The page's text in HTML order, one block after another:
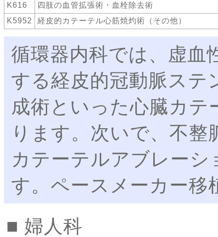
K616
四肢の血管拡張術・血栓除去術
K5952
経皮的カテーテル心筋焼灼術（その他）
循環器内科では、虚血
する経皮的冠動脈ステ
成術といった心臓カ
ります。次いで、不
カテーテルアブレー
す。ペースメーカー移
婦人科